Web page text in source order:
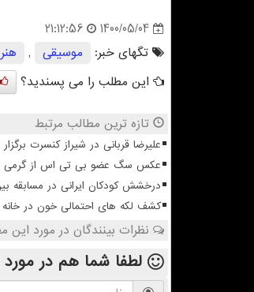
1400/05/04
21:12:56
تگهای خبر:
موسیقی , هنر
این مطلب را می پسندید؟
تازه ترین مطالب مرتبط
علیرضا قربانی در شیراز کنسرت
عکس سگ عضو بی تی اس از گرمی
درخشش کودکان ایرانی در مسابقه
کشف لکه های احتمالی خون در خانه
نظرات بینندگان در مورد این
لطفا شما هم در